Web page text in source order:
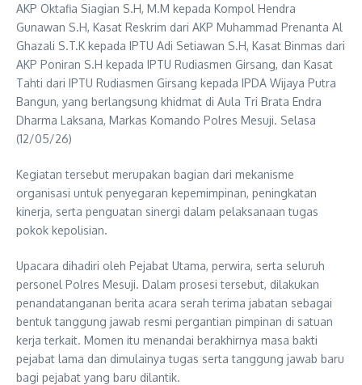
AKP Oktafia Siagian S.H, M.M kepada Kompol Hendra
Gunawan S.H, Kasat Reskrim dari AKP Muhammad Prenanta Al
Ghazali S.T.K kepada IPTU Adi Setiawan S.H, Kasat Binmas dari
AKP Poniran S.H kepada IPTU Rudiasmen Girsang, dan Kasat
Tahti dari IPTU Rudiasmen Girsang kepada IPDA Wijaya Putra
Bangun, yang berlangsung khidmat di Aula Tri Brata Endra
Dharma Laksana, Markas Komando Polres Mesuji. Selasa
(12/05/26)
Kegiatan tersebut merupakan bagian dari mekanisme
organisasi untuk penyegaran kepemimpinan, peningkatan
kinerja, serta penguatan sinergi dalam pelaksanaan tugas
pokok kepolisian.
Upacara dihadiri oleh Pejabat Utama, perwira, serta seluruh
personel Polres Mesuji. Dalam prosesi tersebut, dilakukan
penandatanganan berita acara serah terima jabatan sebagai
bentuk tanggung jawab resmi pergantian pimpinan di satuan
kerja terkait. Momen itu menandai berakhirnya masa bakti
pejabat lama dan dimulainya tugas serta tanggung jawab baru
bagi pejabat yang baru dilantik.